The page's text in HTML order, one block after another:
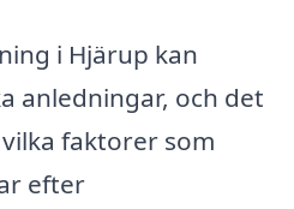
i Hjärup kan
anledningar, och det
faktorer som
efter